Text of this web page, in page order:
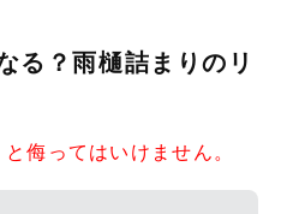
る？雨樋詰まりのリ
侮ってはいけません。